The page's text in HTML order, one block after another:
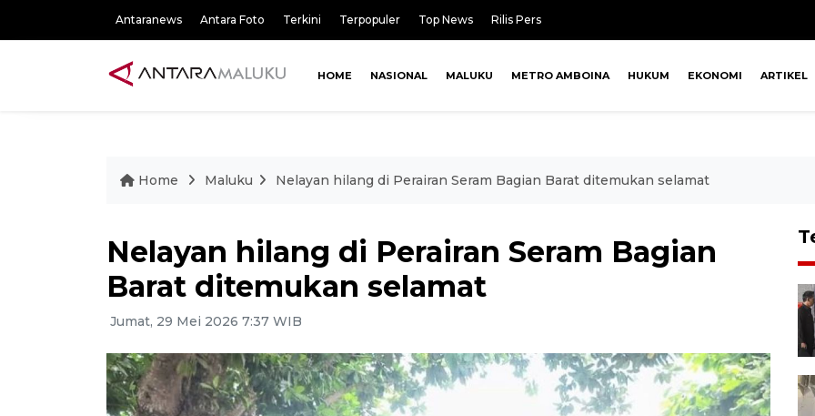
Antaranews Antara Foto Terkini Terpopuler Top News Rilis Pers
HOME NASIONAL MALUKU METRO AMBOINA HUKUM EKONOMI ARTIKEL
Home Maluku Nelayan hilang di Perairan Seram Bagian Barat ditemukan selamat
Nelayan hilang di Perairan Seram Bagian
Barat ditemukan selamat
Jumat, 29 Mei 2026 7:37 WIB